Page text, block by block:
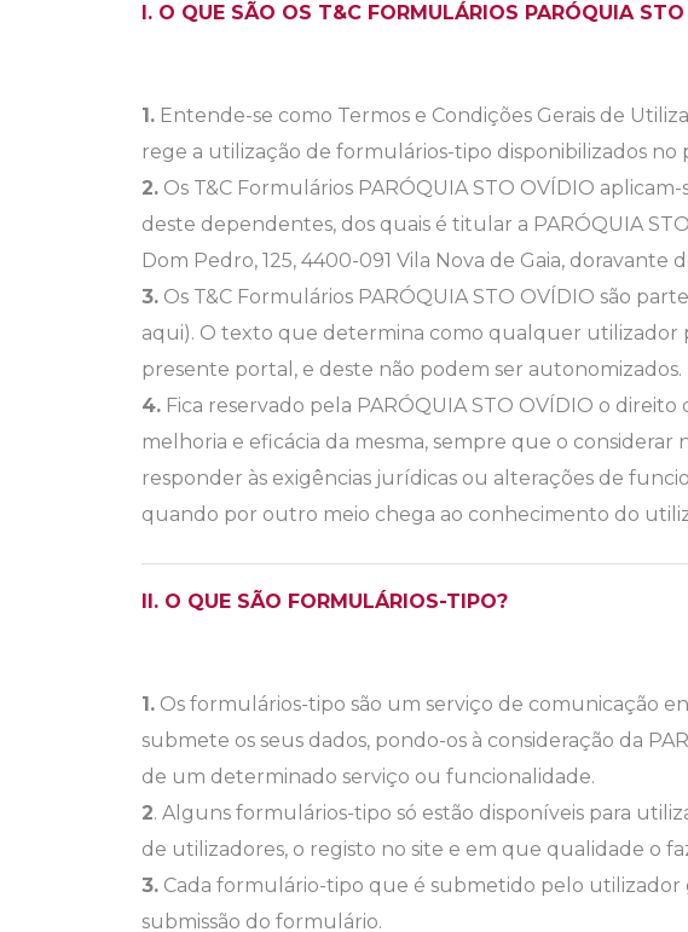
I. O QUE SÃO OS T&C FORMULÁRIOS PARÓQUIA
1. Entende-se como Termos e Condições Gerais de
rege a utilização de formulários-tipo disponibilizados no
2. Os T&C Formulários PARÓQUIA STO OVÍDIO aplicam-
deste dependentes, dos quais é titular a PARÓQUIA
Dom Pedro, 125, 4400-091 Vila Nova de Gaia, doravante
3. Os T&C Formulários PARÓQUIA STO OVÍDIO são
aqui). O texto que determina como qualquer utilizador
presente portal, e deste não podem ser autonomizados.
4. Fica reservado pela PARÓQUIA STO OVÍDIO o
melhoria e eficácia da mesma, sempre que o
responder às exigências jurídicas ou alterações de
quando por outro meio chega ao conhecimento do
II. O QUE SÃO FORMULÁRIOS-TIPO?
1. Os formulários-tipo são um serviço de comunicação
submete os seus dados, pondo-os à consideração da
de um determinado serviço ou funcionalidade.
2. Alguns formulários-tipo só estão disponíveis para
de utilizadores, o registo no site e em que qualidade o
3. Cada formulário-tipo que é submetido pelo utilizador
submissão do formulário.